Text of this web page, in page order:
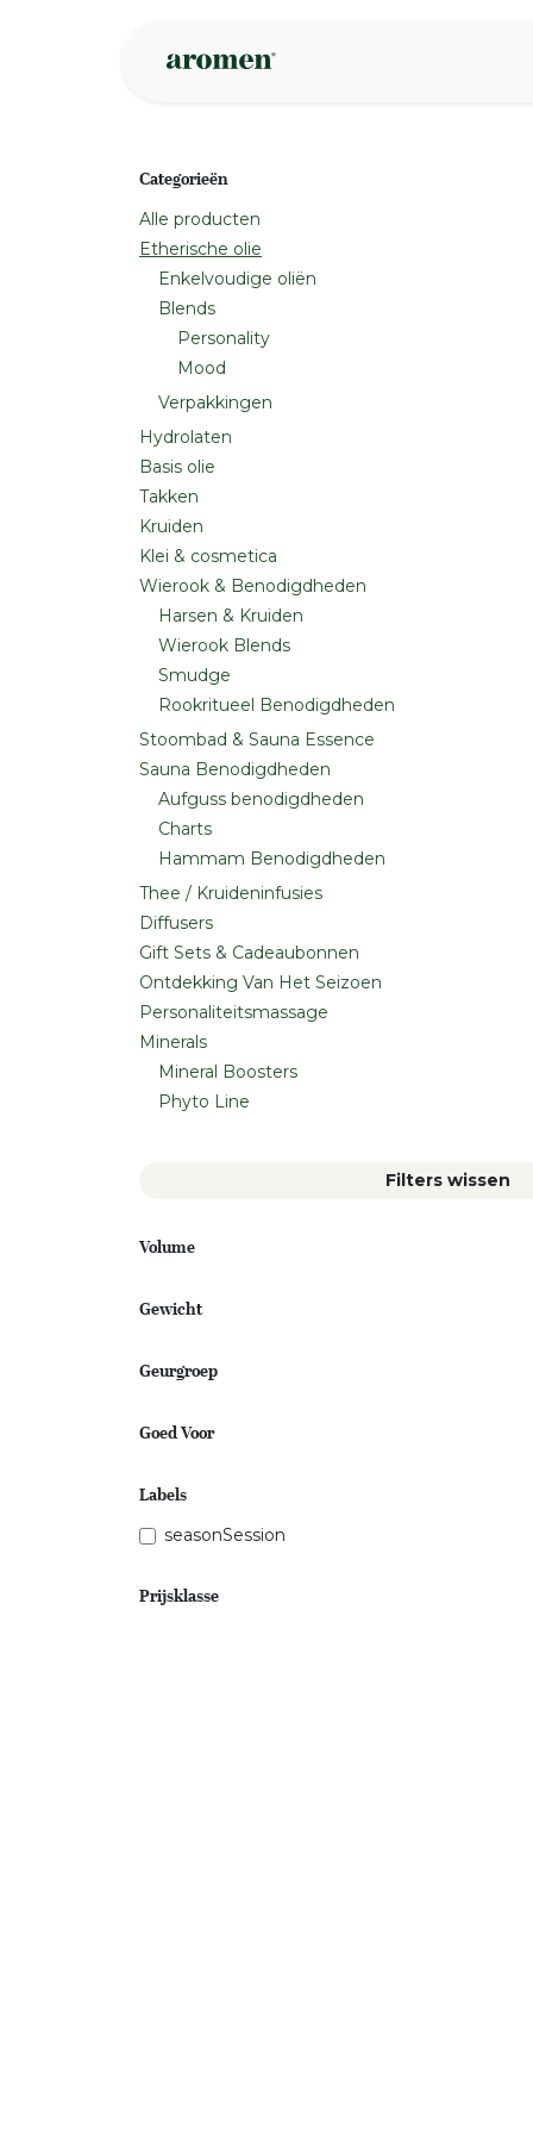
Categorieën
Alle producten
Etherische olie
Enkelvoudige oliën
Blends
Personality
Mood
Verpakkingen
Hydrolaten
Basis olie
Takken
Kruiden
Klei & cosmetica
Wierook & Benodigdheden
Harsen & Kruiden
Wierook Blends
Smudge
Rookritueel Benodigdheden
Stoombad & Sauna Essence
Sauna Benodigdheden
Aufguss benodigdheden
Charts
Hammam Benodigdheden
Thee / Kruideninfusies
Diffusers
Gift Sets & Cadeaubonnen
Ontdekking Van Het Seizoen
Personaliteitsmassage
Minerals
Mineral Boosters
Phyto Line
Filters wissen
Volume
Gewicht
Geurgroep
Goed Voor
Labels
seasonSession
Prijsklasse